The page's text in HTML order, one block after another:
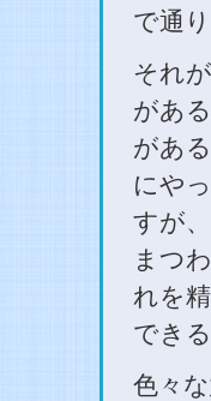
で通
それ
があ
があ
にや
すが
まつ
れを
でき
色々